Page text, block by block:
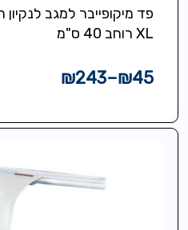
פד מיקופייבר למגב
XL רוחב 40 ס"מ
₪45
–
₪243